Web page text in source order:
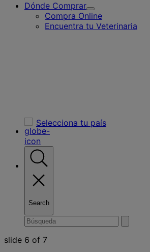
Dónde Comprar
Toggle
Submenu
for
Compra Online
Encuentra tu Veterinaria
Selecciona tu país
Search
Toggle
search
Buscar
por
búsqueda
slide 6 of 7